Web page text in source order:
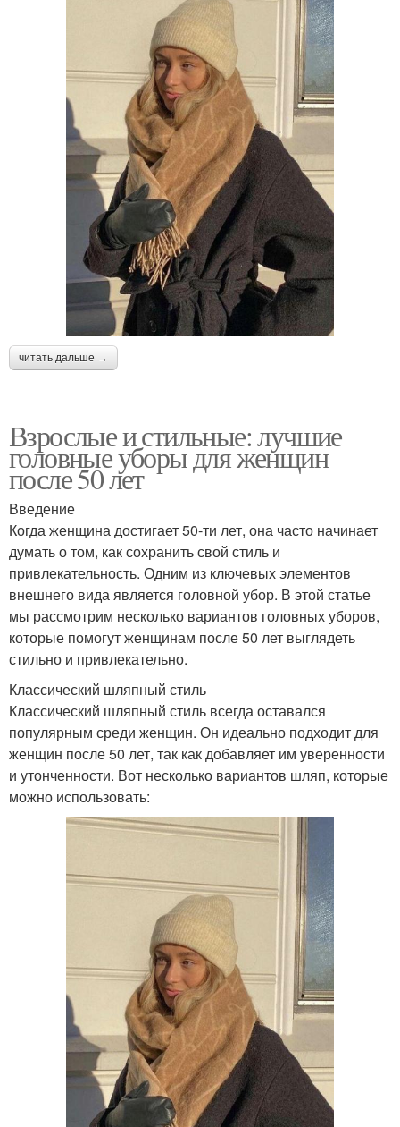
читать дальше →
Взрослые и стильные: лучшие
головные уборы для женщин
после 50 лет
Введение
Когда женщина достигает 50-ти лет, она часто начинает
думать о том, как сохранить свой стиль и
привлекательность. Одним из ключевых элементов
внешнего вида является головной убор. В этой статье
мы рассмотрим несколько вариантов головных уборов,
которые помогут женщинам после 50 лет выглядеть
стильно и привлекательно.
Классический шляпный стиль
Классический шляпный стиль всегда оставался
популярным среди женщин. Он идеально подходит для
женщин после 50 лет, так как добавляет им уверенности
и утонченности. Вот несколько вариантов шляп, которые
можно использовать: